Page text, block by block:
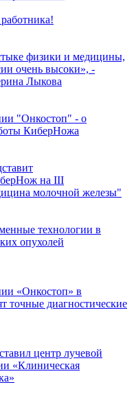
физики и медицины,
очень высоки», -
Лыкова
"Онкостоп" - о
КиберНожа
на III
молочной железы"
технологии в
опухолей
«Онкостоп» в
точные диагностические
центр лучевой
«Клиническая